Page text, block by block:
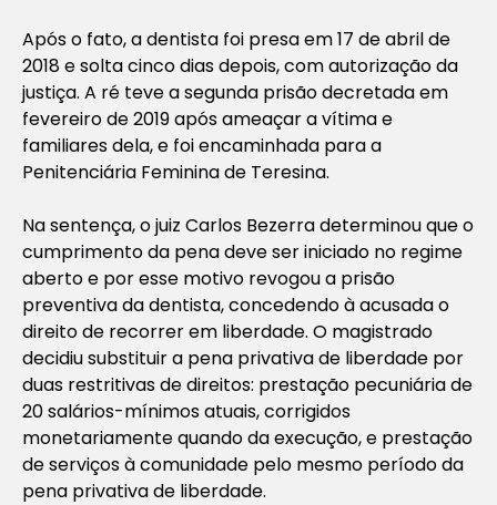
Após o fato, a dentista foi presa em 17 de abril de
2018 e solta cinco dias depois, com autorização da
justiça. A ré teve a segunda prisão decretada em
fevereiro de 2019 após ameaçar a vítima e
familiares dela, e foi encaminhada para a
Penitenciária Feminina de Teresina.
Na sentença, o juiz Carlos Bezerra determinou que o
cumprimento da pena deve ser iniciado no regime
aberto e por esse motivo revogou a prisão
preventiva da dentista, concedendo à acusada o
direito de recorrer em liberdade. O magistrado
decidiu substituir a pena privativa de liberdade por
duas restritivas de direitos: prestação pecuniária de
20 salários-mínimos atuais, corrigidos
monetariamente quando da execução, e prestação
de serviços à comunidade pelo mesmo período da
pena privativa de liberdade.